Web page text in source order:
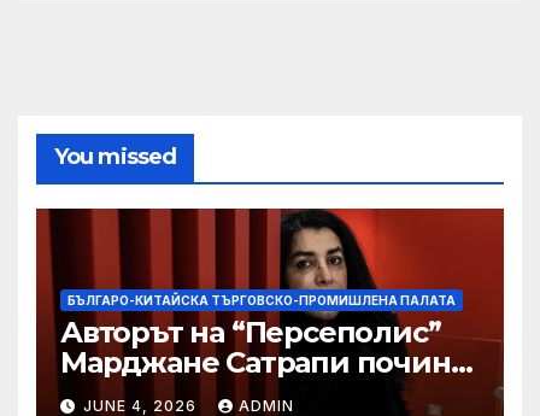
You missed
БЪЛГАРО-КИТАЙСКА ТЪРГОВСКО-ПРОМИШЛЕНА ПАЛАТА
Авторът на “Персеполис”
Марджане Сатрапи почина
“от тъга” на 56 години
JUNE 4, 2026 ADMIN